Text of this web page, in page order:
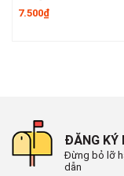
đập mạnh
#gaydongian
📞Hotline :
🕗 Thời gian làm
7.500₫
ĐĂNG KÝ
Đừng bỏ lỡ
dẫn